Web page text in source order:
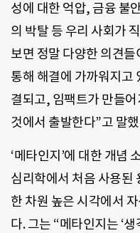
성에 대한 억압, 금융 불
의 박탈 등 우리 사회가
보면 정말 다양한 의견
통해 해결에 가까워지고
결되고, 임팩트가 만들
것에서 출발한다”고 말
‘메타인지’에 대한 개념
심리학에서 처음 사용된
한 차원 높은 시각에서
다. 그는 “메타인지는 ‘